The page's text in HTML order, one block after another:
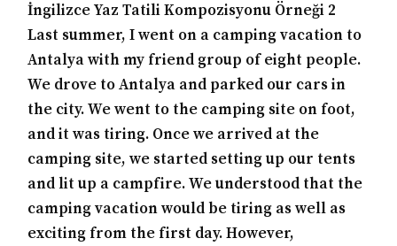
İngilizce Yaz Tatili Kompozisyonu Örneği 2
Last summer, I went on a camping vacation to
Antalya with my friend group of eight people.
We drove to Antalya and parked our cars in
the city. We went to the camping site on foot,
and it was tiring. Once we arrived at the
camping site, we started setting up our tents
and lit up a campfire. We understood that the
camping vacation would be tiring as well as
exciting from the first day. However,